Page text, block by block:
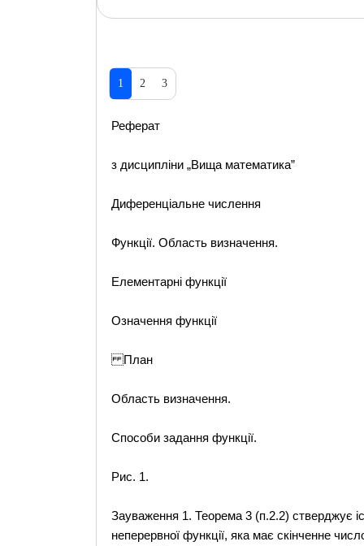
1 2 3
Реферат
з дисципліни „Вища математика”
Диференціальне числення
Функції. Область визначення.
Елементарні функції
Означення функції
План
Область визначення.
Способи задання функції.
Рис. 1.
Зауваження 1. Теорема 3 (п.2.2) стверджує
неперервної функції, яка має скінченне